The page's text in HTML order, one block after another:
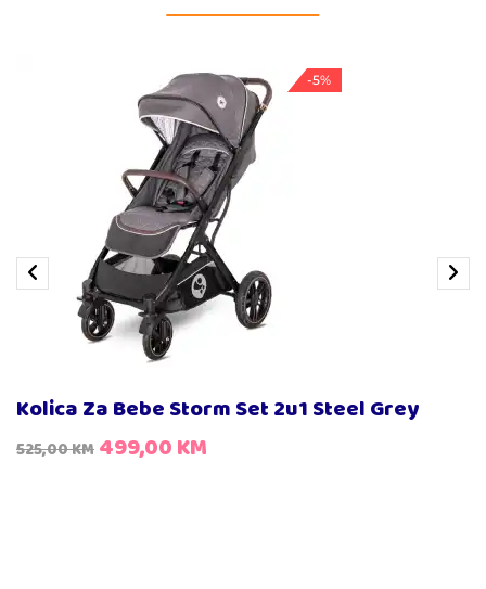
-5%
Kolica Za Bebe Storm Set 2u1 Steel Grey
525,00KM 499,00KM